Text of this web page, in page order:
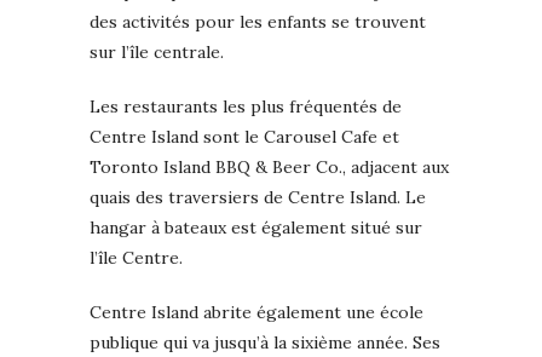
des activités pour les enfants se trouvent
sur l’île centrale.
Les restaurants les plus fréquentés de
Centre Island sont le Carousel Cafe et
Toronto Island BBQ & Beer Co., adjacent aux
quais des traversiers de Centre Island. Le
hangar à bateaux est également situé sur
l’île Centre.
Centre Island abrite également une école
publique qui va jusqu’à la sixième année. Ses